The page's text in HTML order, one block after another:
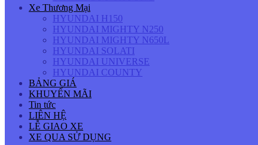
Xe Thương Mại
HYUNDAI H150
HYUNDAI MIGHTY N250
HYUNDAI MIGHTY N650L
HYUNDAI SOLATI
HYUNDAI UNIVERSE
HYUNDAI COUNTY
BẢNG GIÁ
KHUYẾN MÃI
Tin tức
LIÊN HỆ
LỄ GIAO XE
XE QUA SỬ DỤNG